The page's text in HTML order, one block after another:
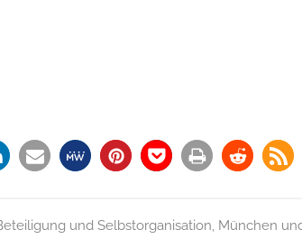
und Selbstorganisation, München